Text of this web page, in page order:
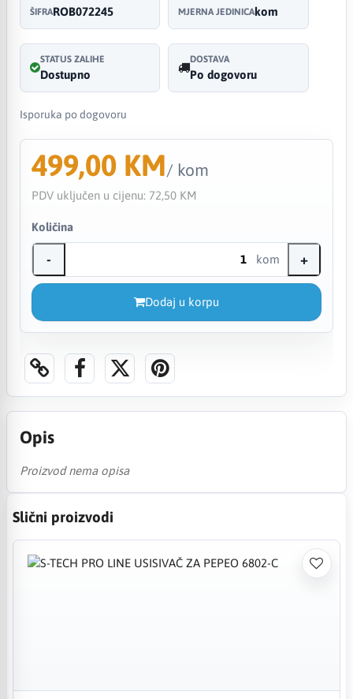
ŠIFRAROB072245 MJERNA JEDINICAkom
STATUS ZALIHE
Dostupno
DOSTAVA
Po dogovoru
Isporuka po dogovoru
499,00 KM/ kom
PDV uključen u cijenu: 72,50 KM
Količina
- kom +
Dodaj u korpu
Opis
Proizvod nema opisa
Slični proizvodi